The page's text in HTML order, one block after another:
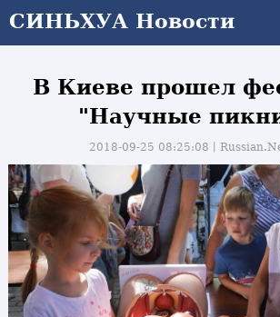
СИНЬХУА Новости
В Киеве прошел
"Научные
2018-09-25 08:25:08丨